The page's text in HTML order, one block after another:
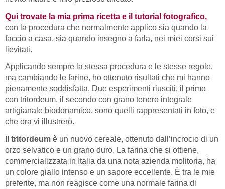
Qui trovate la mia prima ricetta e il tutorial fotografico,
con la procedura che normalmente applico sia quando la
faccio a casa, sia quando insegno a farla, nei miei corsi sui
lievitati.
Applicando sempre la stessa procedura e le stesse regole,
ma cambiando le farine, ho ottenuto risultati che mi hanno
pienamente soddisfatta. Due esperimenti riusciti, il primo
con tritordeum, il secondo con grano tenero integrale
artigianale biodonamico, sono quelli rappresentati in foto, e
che ora vi illustrerò.
Il tritordeum è un nuovo cereale, ottenuto dall’incrocio di un
orzo selvatico e un grano duro. La farina che si ottiene,
commercializzata in Italia da una nota azienda molitoria, ha
un colore giallo intenso e un sapore eccellente. È tra le mie
preferite, ma non reagisce come una normale farina di